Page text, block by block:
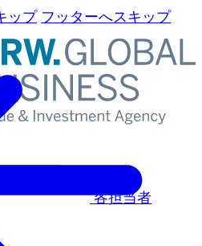
ップ フッターへスキップ
各担当者